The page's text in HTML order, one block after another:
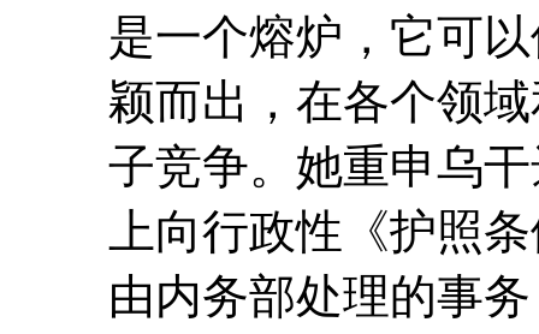
是一个熔炉，它可
颖而出，在各个领
子竞争。她重申乌
上向行政性《护照
由内务部处理的事